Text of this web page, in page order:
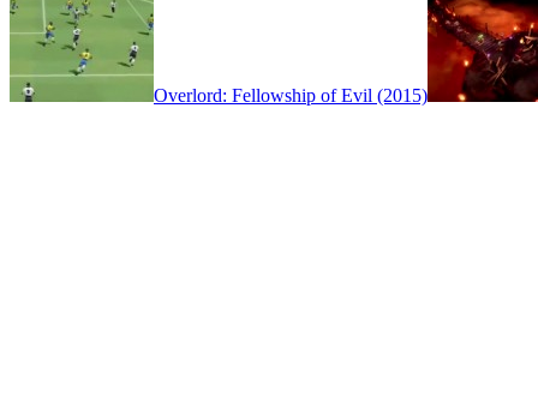
Overlord: Fellowship of Evil (2015)